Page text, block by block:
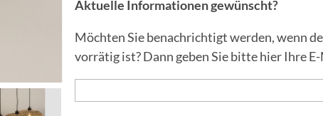
Aktuelle Informationen gewünscht?
Möchten Sie benachrichtigt werden, wenn
vorrätig ist? Dann geben Sie bitte hier Ihre